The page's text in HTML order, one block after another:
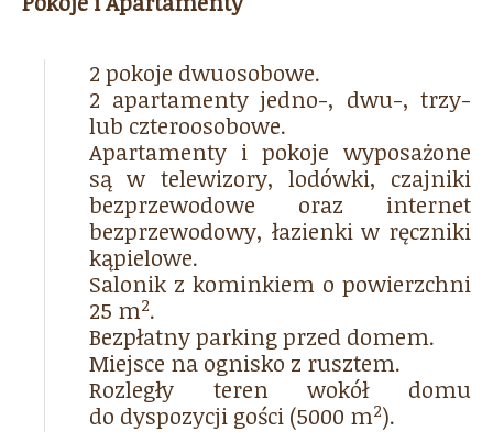
2 pokoje dwuosobowe.
2 apartamenty jedno-, dwu-, trzy-
lub czteroosobowe.
Apartamenty i pokoje wyposażone
są w telewizory, lodówki, czajniki
bezprzewodowe oraz internet
bezprzewodowy, łazienki w ręczniki
kąpielowe.
Salonik z kominkiem o powierzchni
25 m2.
Bezpłatny parking przed domem.
Miejsce na ognisko z rusztem.
Rozległy teren wokół domu
do dyspozycji gości (5000 m2).